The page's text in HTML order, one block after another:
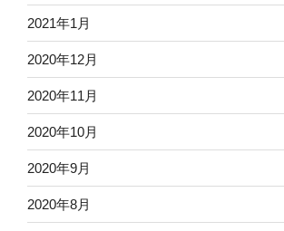
2021年1月
2020年12月
2020年11月
2020年10月
2020年9月
2020年8月